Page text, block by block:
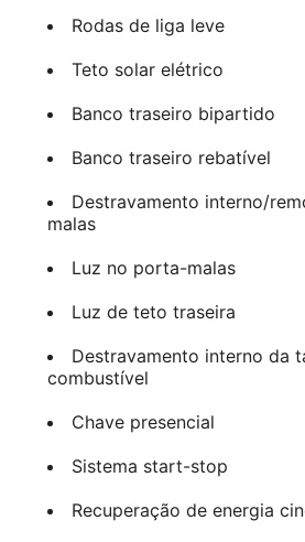
Rodas de liga leve
Teto solar elétrico
Banco traseiro bipartido
Banco traseiro rebatível
Destravamento interno/
malas
Luz no porta-malas
Luz de teto traseira
Destravamento interno da
combustível
Chave presencial
Sistema start-stop
Recuperação de energia